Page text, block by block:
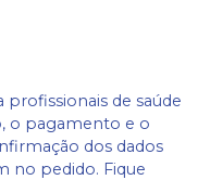
profissionais de saúde
o pagamento e o
dos dados
no pedido. Fique